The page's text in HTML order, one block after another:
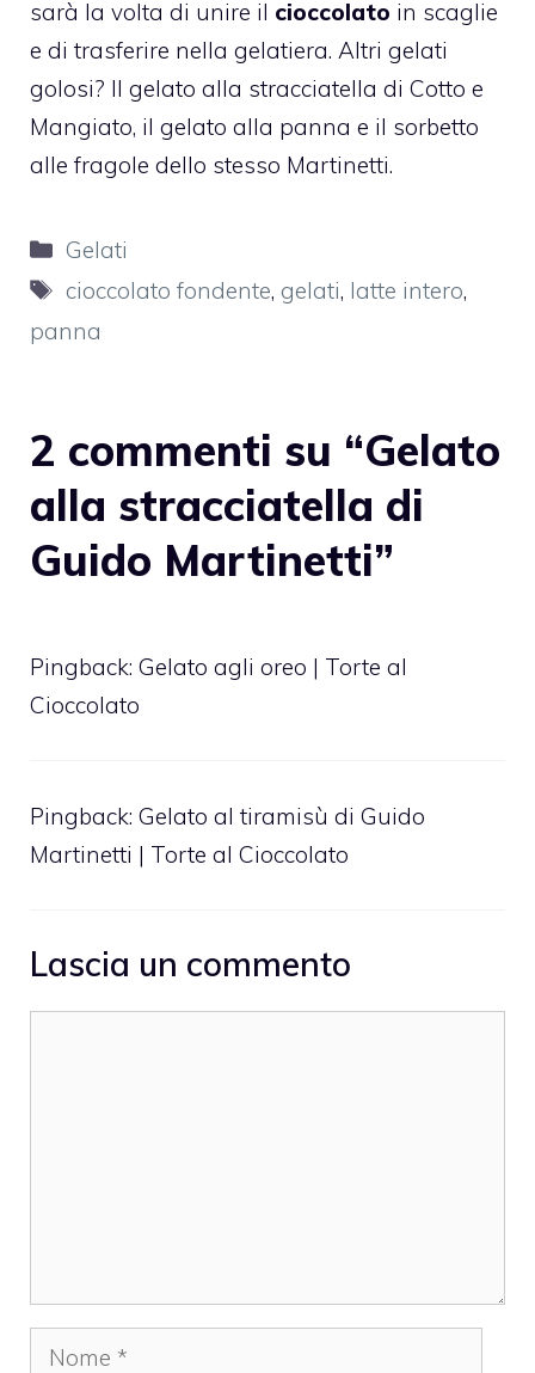
sarà la volta di unire il cioccolato in scaglie
e di trasferire nella gelatiera. Altri gelati
golosi? Il gelato alla stracciatella di Cotto e
Mangiato, il gelato alla panna e il sorbetto
alle fragole dello stesso Martinetti.
Categorie
Gelati
Tag
cioccolato fondente, gelati, latte intero,
panna
2 commenti su “Gelato
alla stracciatella di
Guido Martinetti”
Pingback: Gelato agli oreo | Torte al
Cioccolato
Pingback: Gelato al tiramisù di Guido
Martinetti | Torte al Cioccolato
Lascia un commento
Nome